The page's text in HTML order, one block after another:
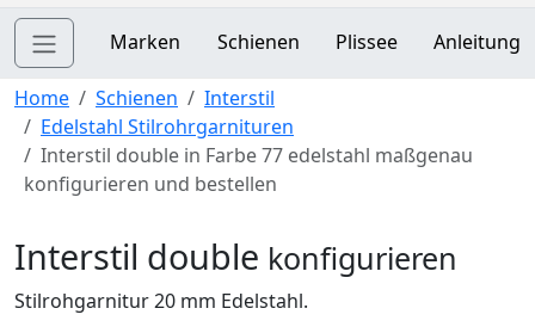
Marken Schienen Plissee Anleitung
Home Schienen
Interstil
Edelstahl Stilrohrgarnituren
Interstil double in Farbe 77 edelstahl maßgenau
konfigurieren und bestellen
Interstil double konfigurieren
Stilrohgarnitur 20 mm Edelstahl.